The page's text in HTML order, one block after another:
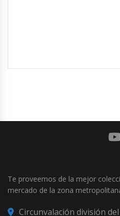
Te proveemos de la mejor
mercado de la zona
Circunvalación división